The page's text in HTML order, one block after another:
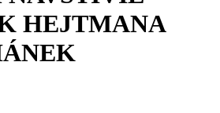
HEJTMANA